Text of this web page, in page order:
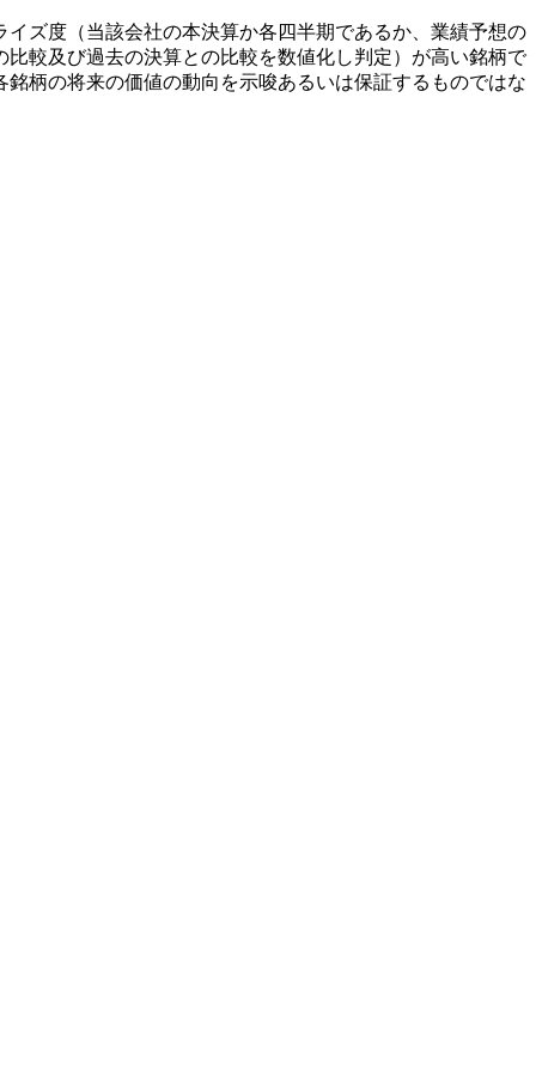
ズ度（当該会社の本決算か各四半期であるか、業績予想の
較及び過去の決算との比較を数値化し判定）が高い銘柄で
柄の将来の価値の動向を示唆あるいは保証するものではな